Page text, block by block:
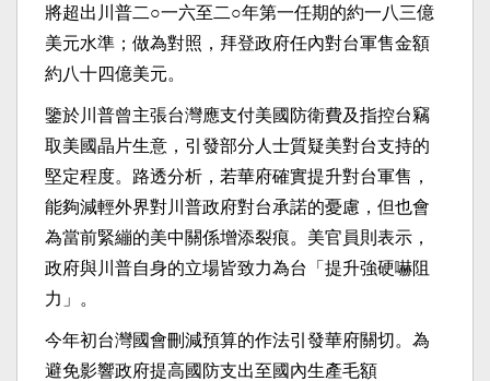
將超出川普二○一六至二○年第一任期的約一八三億
美元水準；做為對照，拜登政府任內對台軍售金額
約八十四億美元。
鑒於川普曾主張台灣應支付美國防衛費及指控台竊
取美國晶片生意，引發部分人士質疑美對台支持的
堅定程度。路透分析，若華府確實提升對台軍售，
能夠減輕外界對川普政府對台承諾的憂慮，但也會
為當前緊繃的美中關係增添裂痕。美官員則表示，
政府與川普自身的立場皆致力為台「提升強硬嚇阻
力」。
今年初台灣國會刪減預算的作法引發華府關切。為
避免影響政府提高國防支出至國內生產毛額